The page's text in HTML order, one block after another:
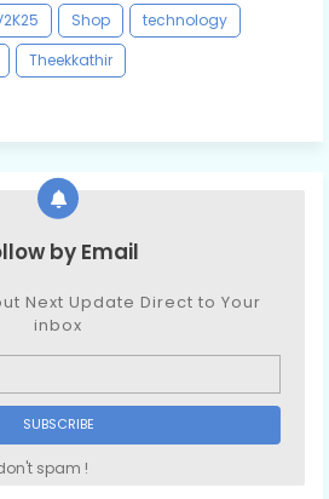
Shop
technology
Theekkathir
by Email
Next Update Direct to Your
inbox
spam !